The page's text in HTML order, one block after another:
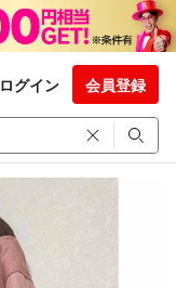
ログイン 会員登録